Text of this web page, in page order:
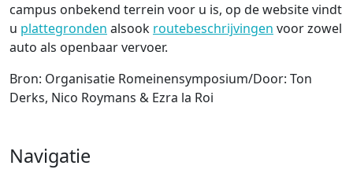
campus onbekend terrein voor u is, op de website vindt
u plattegronden alsook routebeschrijvingen voor zowel
auto als openbaar vervoer.
Bron: Organisatie Romeinensymposium/Door: Ton
Derks, Nico Roymans & Ezra la Roi
Navigatie